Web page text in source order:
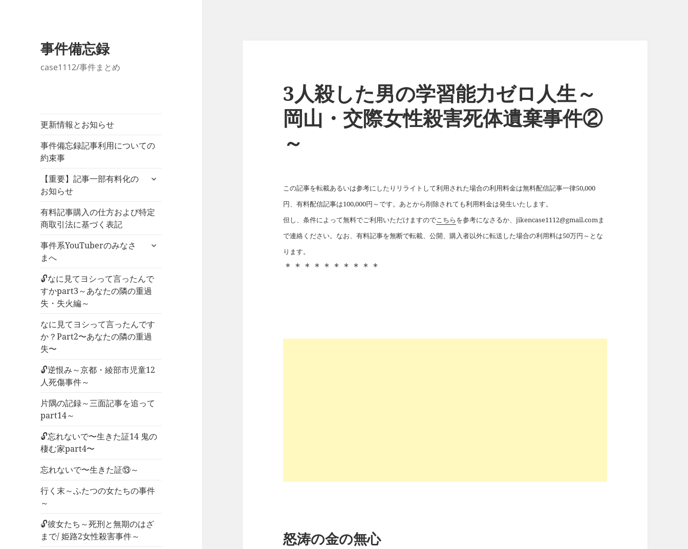
事件備忘録
case1112/事件まとめ
更新情報とお知らせ
事件備忘録記事利用についての
約束事
【重要】記事一部有料化の
お知らせ
サ
ニ
を
有料記事購入の仕方および特定
商取引法に基づく表記
事件系YouTuberのみなさ
まへ
サ
ニ
ュ
展
開
🔓なに見てヨシって言ったんで
すかpart3～あなたの隣の重過
失・失火編～
なに見てヨシって言ったんです
か？Part2〜あなたの隣の重過
失〜
🔓逆恨み～京都・綾部市児童12
人死傷事件～
片隅の記録～三面記事を追って
part14～
🔓忘れないで〜生きた証14 鬼の
棲む家part4〜
忘れないで〜生きた証⑬～
行く末～ふたつの女たちの事件
～
🔓彼女たち～死刑と無期のはざ
まで/ 姫路2女性殺害事件～
3人殺した男の学習能力ゼロ人生～
岡山・交際女性殺害死体遺棄事件②
～
この記事を転載あるいは参考にしたりリライトして利用された場合の利用料金は無料配信記事一律50,000
円、有料配信記事は100,000円～です。あとから削除されても利用料金は発生いたします。
但し、条件によって無料でご利用いただけますのでこちらを参考になさるか、jikencase1112@gmail.comま
で連絡ください。なお、有料記事を無断で転載、公開、購入者以外に転送した場合の利用料は50万円～とな
ります。
＊＊＊＊＊＊＊＊＊＊
怒涛の金の無心